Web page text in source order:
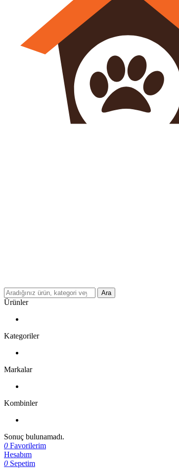
Ara
Ürünler
Kategoriler
Markalar
Kombinler
Sonuç bulunamadı.
0 Favorilerim
Hesabım
0 Sepetim